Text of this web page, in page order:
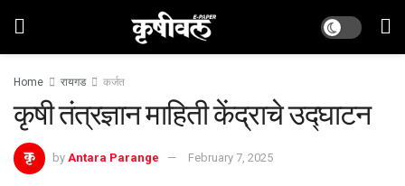
Home रायगड कर्जत
कृषी तंत्रज्ञान माहिती केंद्राचे उद्घाटन
by Antara Parange February 7, 2025